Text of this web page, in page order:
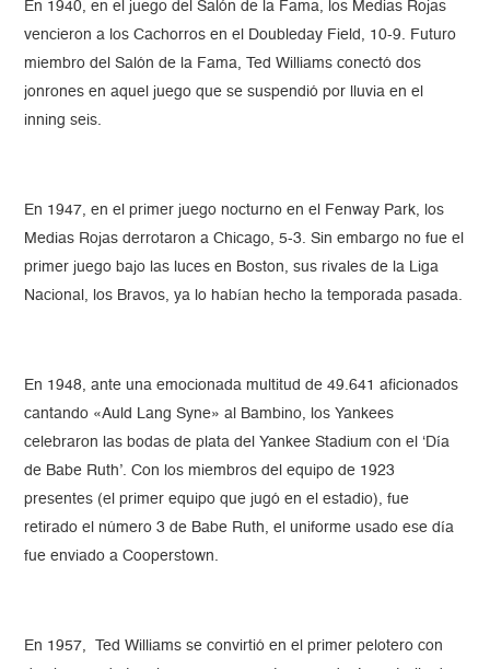
En 1940, en el juego del Salón de la Fama, los Medias Rojas
vencieron a los Cachorros en el Doubleday Field, 10-9. Futuro
miembro del Salón de la Fama, Ted Williams conectó dos
jonrones en aquel juego que se suspendió por lluvia en el
inning seis.
En 1947, en el primer juego nocturno en el Fenway Park, los
Medias Rojas derrotaron a Chicago, 5-3. Sin embargo no fue el
primer juego bajo las luces en Boston, sus rivales de la Liga
Nacional, los Bravos, ya lo habían hecho la temporada pasada.
En 1948, ante una emocionada multitud de 49.641 aficionados
cantando «Auld Lang Syne» al Bambino, los Yankees
celebraron las bodas de plata del Yankee Stadium con el ‘Día
de Babe Ruth’. Con los miembros del equipo de 1923
presentes (el primer equipo que jugó en el estadio), fue
retirado el número 3 de Babe Ruth, el uniforme usado ese día
fue enviado a Cooperstown.
En 1957, Ted Williams se convirtió en el primer pelotero con